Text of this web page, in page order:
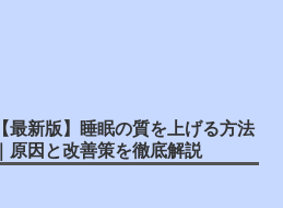
【最新版】睡眠の質を上げる方法
｜原因と改善策を徹底解説